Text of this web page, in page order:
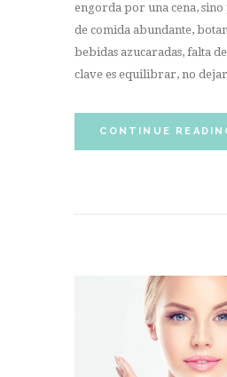
engorda por una cena, sino
de comida abundante,
bebidas azucaradas, falta
clave es equilibrar, no
CONTINUE